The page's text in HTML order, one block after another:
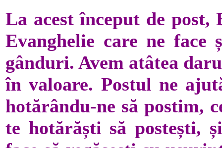
La acest început de post,
Evanghelie care ne face
gânduri. Avem atâtea
în valoare. Postul ne
hotărându-ne să postim,
te hotărăști să postești,